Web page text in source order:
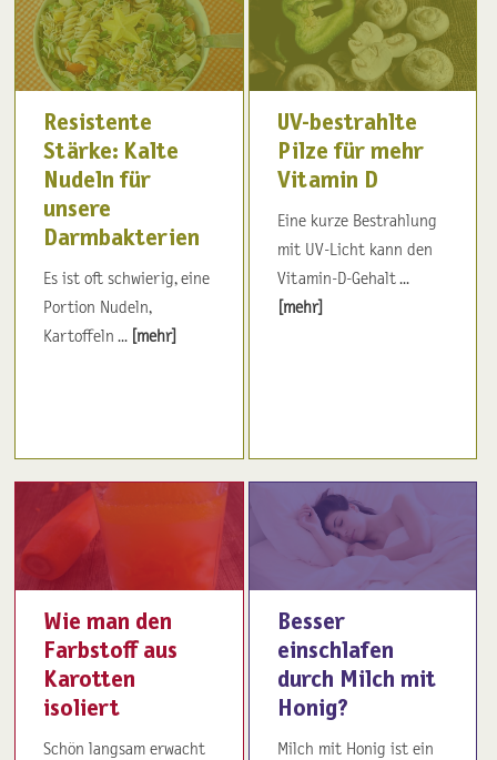
Resistente
Stärke: Kalte
Nudeln für
unsere
Darmbakterien
Es ist oft schwierig, eine
Portion Nudeln,
Kartoffeln ... [mehr]
UV-bestrahlte
Pilze für mehr
Vitamin D
Eine kurze Bestrahlung
mit UV-Licht kann den
Vitamin-D-Gehalt ...
[mehr]
Wie man den
Farbstoff aus
Karotten
isoliert
Schön langsam erwacht
Besser
einschlafen
durch Milch mit
Honig?
Milch mit Honig ist ein